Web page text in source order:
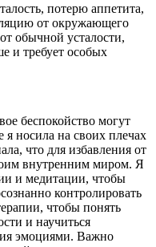
потерю аппетита,
от окружающего
обычной усталости,
и требует особых
беспокойство могут
носила на своих плечах
что для избавления от
внутренним миром. Я
и медитации, чтобы
контролировать
чтобы понять
и научиться
эмоциями. Важно